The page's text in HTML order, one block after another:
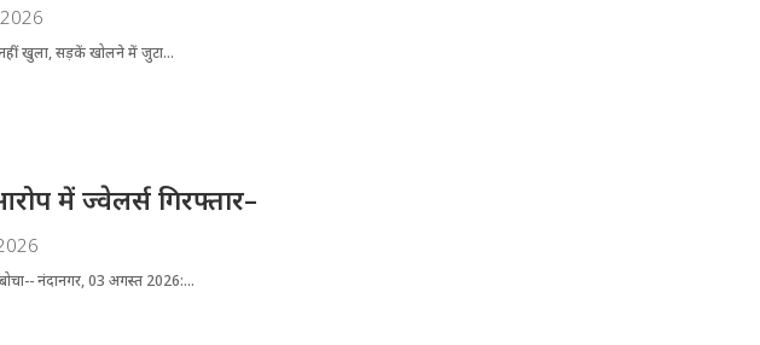
नहीं खुला, सड़कें खोलने में जुटा...
में ज्वेलर्स गिरफ्तार–
नंदानगर, 03 अगस्त 2026:...